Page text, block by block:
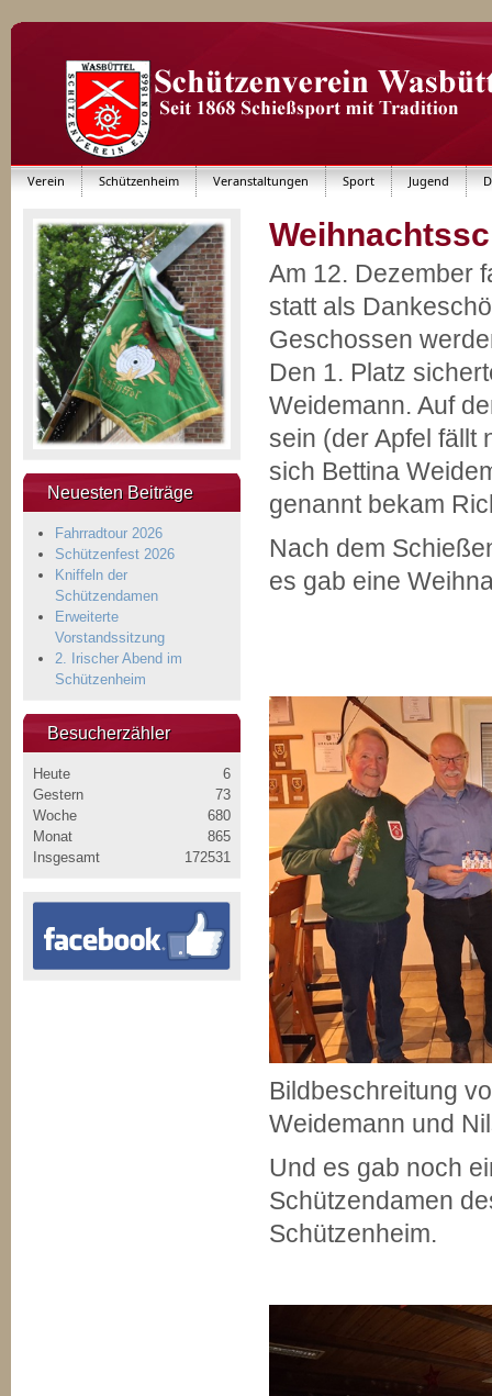
Verein Schützenheim Veranstaltungen Sport Jugend
Am 12. Dezember
statt als
Geschossen
Den 1. Platz
Weidemann. Auf
sein (der Apfel fällt
sich Bettina
genannt bekam
Nach dem
es gab eine
Bildbeschreitung
Weidemann und
Und es gab noch
Schützendamen
Schützenheim.
Neuesten Beiträge
Fahrradtour 2026
Schützenfest 2026
Kniffeln der
Schützendamen
Erweiterte
Vorstandssitzung
2. Irischer Abend im
Schützenheim
Besucherzähler
Heute
6
Gestern
73
Woche
680
Monat
865
Insgesamt
172531